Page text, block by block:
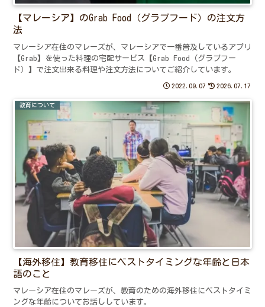
【マレーシア】のGrab Food（グラブフード）の注文方
法
マレーシア在住のマレーズが、マレーシアで一番普及しているアプリ
【Grab】を使った料理の宅配サービス【Grab Food（グラブフー
ド）】で注文出来る料理や注文方法についてご紹介しています。
2022.09.07 2026.07.17
教育について
【海外移住】教育移住にベストタイミングな年齢と日本
語のこと
マレーシア在住のマレーズが、教育のための海外移住にベストタイミ
ングな年齢についてお話ししています。